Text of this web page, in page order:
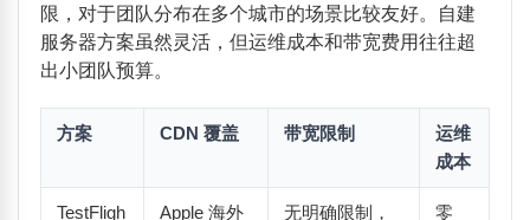
限，对于团队分布在多个城市的场景比较友好。自建
服务器方案虽然灵活，但运维成本和带宽费用往往超
出小团队预算。
方案 CDN 覆盖 带宽限制
运维
成本
TestFligh
Apple 海外
无明确限制，
零